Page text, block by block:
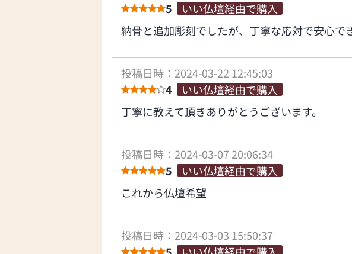
5
いい仏壇経由で購入
納骨と追加彫刻でしたが、丁寧な応対で安心で
投稿日時：2024-03-22 12:45:03
4
いい仏壇経由で購入
丁寧に教えて頂きありがとうございます。
投稿日時：2024-03-07 20:06:34
5
いい仏壇経由で購入
これから仏壇希望
投稿日時：2024-03-03 15:50:37